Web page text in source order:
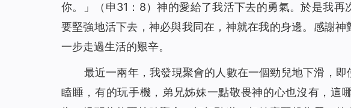
你。」（申31：8）神的愛給了我活下去的勇氣。於是我再
要堅強地活下去，神必與我同在，神就在我的身邊。感謝
一步走過生活的艱辛。
最近一兩年，我發現聚會的人數在一個勁兒地下滑，
瞌睡，有的玩手機，弟兄姊妹一點敬畏神的心也沒有，這